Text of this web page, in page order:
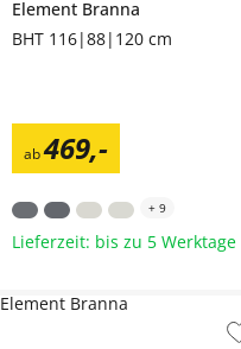
Element Branna
BHT 116|88|120 cm
ab469,-
+ 9
Lieferzeit: bis zu 5 Werktage
Element Branna